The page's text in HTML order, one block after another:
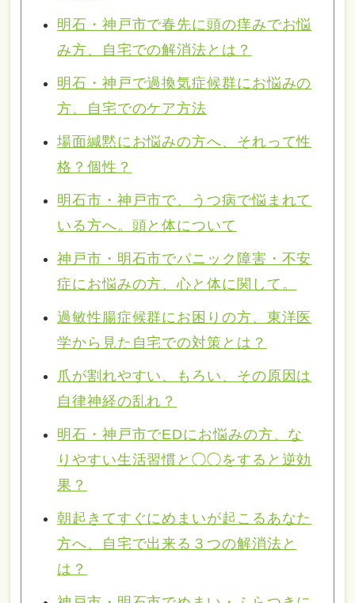
明石・神戸市で春先に頭の痒みでお悩
み方、自宅での解消法とは？
明石・神戸で過換気症候群にお悩みの
方、自宅でのケア方法
場面緘黙にお悩みの方へ、それって性
格？個性？
明石市・神戸市で、うつ病で悩まれて
いる方へ。頭と体について
神戸市・明石市でパニック障害・不安
症にお悩みの方、心と体に関して。
過敏性腸症候群にお困りの方、東洋医
学から見た自宅での対策とは？
爪が割れやすい、もろい、その原因は
自律神経の乱れ？
明石・神戸市でEDにお悩みの方、な
りやすい生活習慣と◯◯をすると逆効
果？
朝起きてすぐにめまいが起こるあなた
方へ、自宅で出来る３つの解消法と
は？